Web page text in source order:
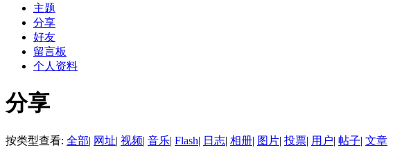
主题
分享
好友
留言板
个人资料
分享
按类型查看: 全部| 网址| 视频| 音乐| Flash| 日志| 相册| 图片| 投票| 用户| 帖子| 文章